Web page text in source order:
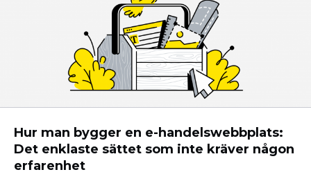
Hur man bygger en e-handelswebbplats:
Det enklaste sättet som inte kräver någon
erfarenhet